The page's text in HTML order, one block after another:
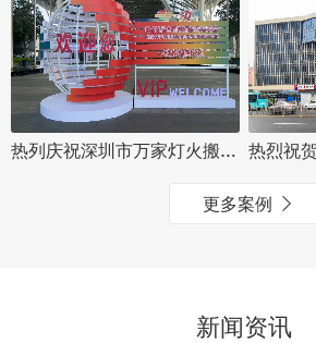
热列庆祝深圳市万家灯火搬迁有限公司与糖酒会再次合作圆满完成
更多案例
新闻资讯